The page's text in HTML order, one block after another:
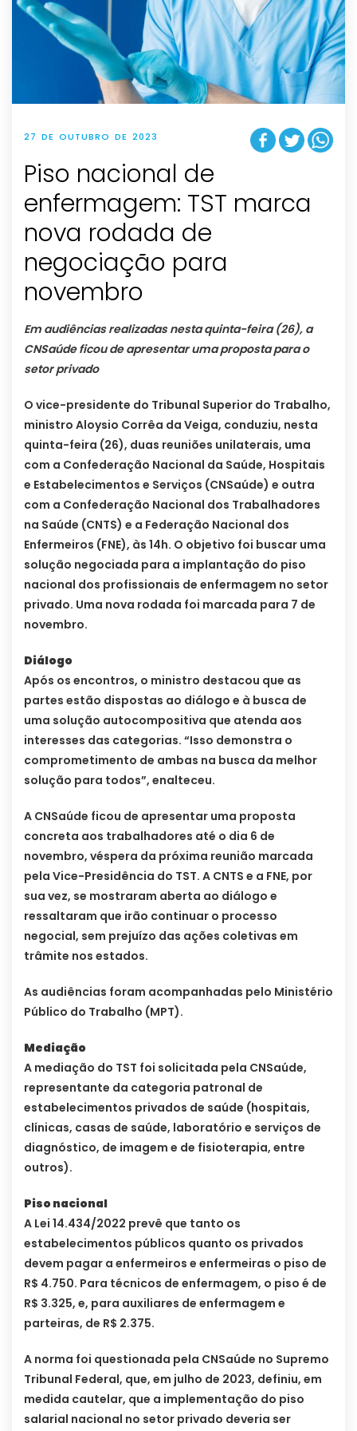
27 DE OUTUBRO DE 2023
Piso nacional de
enfermagem: TST marca
nova rodada de
negociação para
novembro
Em audiências realizadas nesta quinta-feira (26), a
CNSaúde ficou de apresentar uma proposta para o
setor privado
O vice-presidente do Tribunal Superior do Trabalho,
ministro Aloysio Corrêa da Veiga, conduziu, nesta
quinta-feira (26), duas reuniões unilaterais, uma
com a Confederação Nacional da Saúde, Hospitais
e Estabelecimentos e Serviços (CNSaúde) e outra
com a Confederação Nacional dos Trabalhadores
na Saúde (CNTS) e a Federação Nacional dos
Enfermeiros (FNE), às 14h. O objetivo foi buscar uma
solução negociada para a implantação do piso
nacional dos profissionais de enfermagem no setor
privado. Uma nova rodada foi marcada para 7 de
novembro.
Diálogo
Após os encontros, o ministro destacou que as
partes estão dispostas ao diálogo e à busca de
uma solução autocompositiva que atenda aos
interesses das categorias. “Isso demonstra o
comprometimento de ambas na busca da melhor
solução para todos”, enalteceu.
A CNSaúde ficou de apresentar uma proposta
concreta aos trabalhadores até o dia 6 de
novembro, véspera da próxima reunião marcada
pela Vice-Presidência do TST. A CNTS e a FNE, por
sua vez, se mostraram aberta ao diálogo e
ressaltaram que irão continuar o processo
negocial, sem prejuízo das ações coletivas em
trâmite nos estados.
As audiências foram acompanhadas pelo Ministério
Público do Trabalho (MPT).
Mediação
A mediação do TST foi solicitada pela CNSaúde,
representante da categoria patronal de
estabelecimentos privados de saúde (hospitais,
clínicas, casas de saúde, laboratório e serviços de
diagnóstico, de imagem e de fisioterapia, entre
outros).
Piso nacional
A Lei 14.434/2022 prevê que tanto os
estabelecimentos públicos quanto os privados
devem pagar a enfermeiros e enfermeiras o piso de
R$ 4.750. Para técnicos de enfermagem, o piso é de
R$ 3.325, e, para auxiliares de enfermagem e
parteiras, de R$ 2.375.
A norma foi questionada pela CNSaúde no Supremo
Tribunal Federal, que, em julho de 2023, definiu, em
medida cautelar, que a implementação do piso
salarial nacional no setor privado deveria ser